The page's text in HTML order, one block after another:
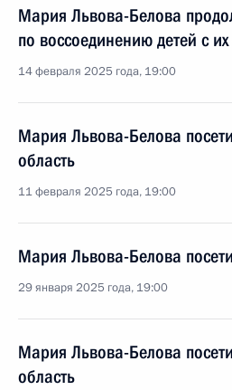
Мария Львова-Белова
по воссоединению детей с
14 февраля 2025 года, 19:00
Мария Львова-Белова
область
11 февраля 2025 года, 19:00
Мария Львова-Белова
29 января 2025 года, 19:00
Мария Львова-Белова
область